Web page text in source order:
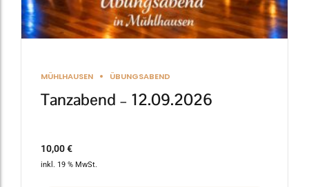
MÜHLHAUSEN ÜBUNGSABEND
Tanzabend – 12.09.2026
10,00€
inkl. 19 % MwSt.